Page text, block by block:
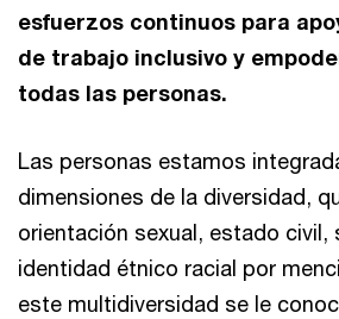
esfuerzos continuos para
de trabajo inclusivo y
todas las personas.
Las personas estamos
dimensiones de la diversidad,
orientación sexual, estado civil,
identidad étnico racial por
este multidiversidad se le